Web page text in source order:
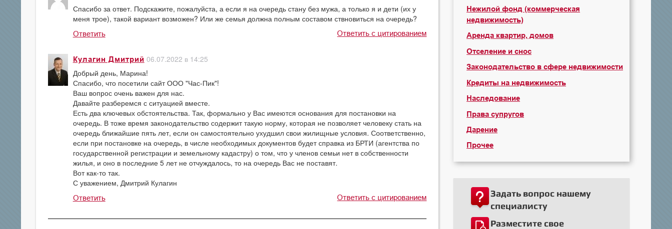
Спасибо за ответ. Подскажите, пожалуйста, а если я на очередь стану без мужа, а только я и дети (их у
меня трое), такой вариант возможен? Или же семья должна полным составом ствновиться на очередь?
Ответить Ответить с цитированием
Кулагин Дмитрий 06.07.2022 в 14:25
Добрый день, Марина!
Спасибо, что посетили сайт ООО "Час-Пик"!
Ваш вопрос очень важен для нас.
Давайте разберемся с ситуацией вместе.
Есть два ключевых обстоятельства. Так, формально у Вас имеются основания для постановки на
очередь. В тоже время законодательство содержит такую норму, которая не позволяет человеку стать на
очередь ближайшие пять лет, если он самостоятельно ухудшил свои жилищные условия. Соответственно,
если при постановке на очередь, в числе необходимых документов будет справка из БРТИ (агентства по
государственной регистрации и земельному кадастру) о том, что у членов семьи нет в собственности
жилья, и оно в последние 5 лет не отчуждалось, то на очередь Вас не поставят.
Вот как-то так.
С уважением, Дмитрий Кулагин
Ответить Ответить с цитированием
Нежилой фонд (коммерческая
недвижимость)
Аренда квартир, домов
Отселение и снос
Законодательство в сфере недвижимости
Кредиты на недвижимость
Наследование
Права супругов
Дарение
Прочее
Задать вопрос нашему
специалисту
Разместите свое